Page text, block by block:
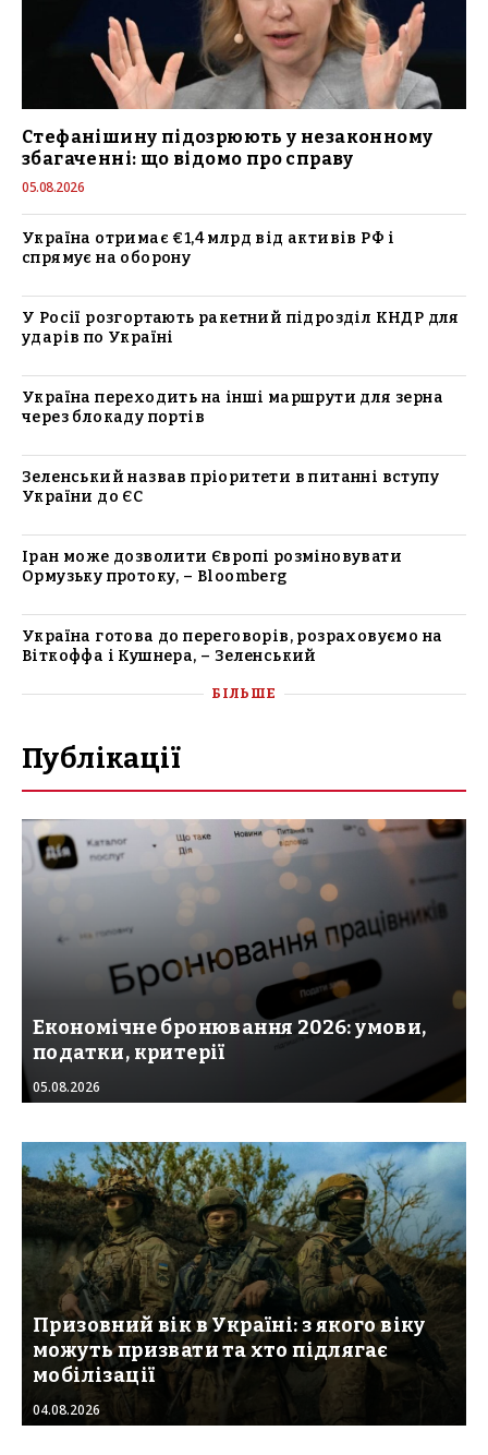
Стефанішину підозрюють у незаконному
збагаченні: що відомо про справу
05.08.2026
Україна отримає €1,4 млрд від активів РФ і
спрямує на оборону
У Росії розгортають ракетний підрозділ КНДР для
ударів по Україні
Україна переходить на інші маршрути для зерна
через блокаду портів
Зеленський назвав пріоритети в питанні вступу
України до ЄС
Іран може дозволити Європі розміновувати
Ормузьку протоку, – Bloomberg
Україна готова до переговорів, розраховуємо на
Віткоффа і Кушнера, – Зеленський
БІЛЬШЕ
Публікації
Економічне бронювання 2026: умови,
податки, критерії
05.08.2026
Призовний вік в Україні: з якого віку
можуть призвати та хто підлягає
мобілізації
04.08.2026